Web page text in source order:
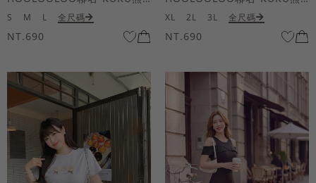
S M L 全尺碼
NT.690
XL 2L 3L 全尺碼
NT.690